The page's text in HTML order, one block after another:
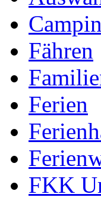
Fähren
Ferien
FKK